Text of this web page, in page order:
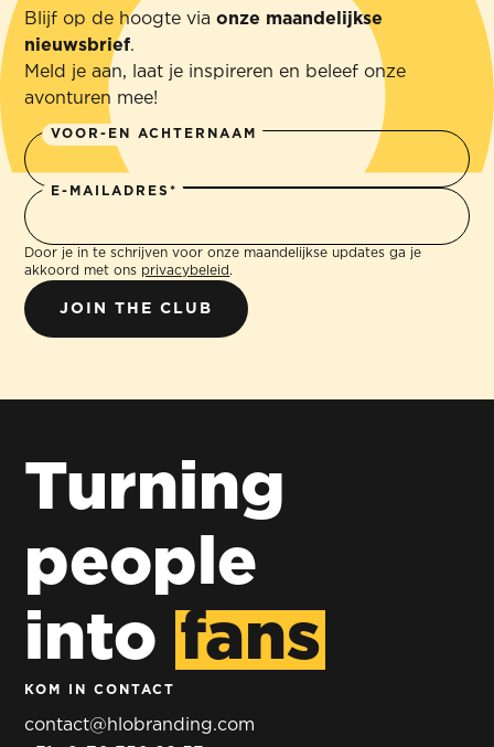
360° BRANDING
ONLINE
PLANTENWINKEL
360° BRANDING
ACCOUNTANTS
& ADVISEURS
Blijf op de hoogte viaonze maandelijkse
nieuwsbrief.
Meld je aan, laat je inspireren en beleef onze
avonturen mee!
VOOR-EN ACHTERNAAM
E-MAILADRES*
Door je in te schrijven voor onze maandelijkse updates ga je
akkoord met ons privacybeleid .
Turning
people
into fans
KOM IN CONTACT
contact@hlobranding.com